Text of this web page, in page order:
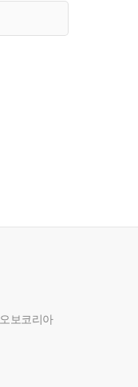
보코리아